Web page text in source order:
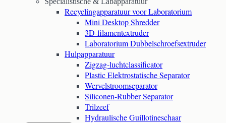
Recyclingapparatuur voor Laboratorium
Mini Desktop Shredder
3D-filamentextruder
Laboratorium Dubbelschroefsextruder
Hulpapparatuur
Zigzag-luchtclassificator
Plastic Elektrostatische Separator
Wervelstroomseparator
Siliconen-Rubber Separator
Trilzeef
Hydraulische Guillotineschaar